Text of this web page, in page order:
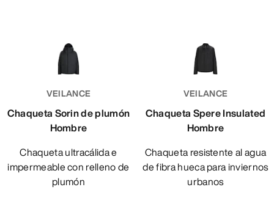
VEILANCE
Chaqueta Sorin de plumón
Hombre
Chaqueta ultracálida e
impermeable con relleno de
plumón
VEILANCE
Chaqueta Spere Insulated
Hombre
Chaqueta resistente al agua
de fibra hueca para inviernos
urbanos